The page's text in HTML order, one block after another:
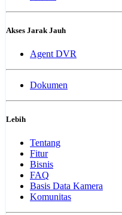
Akses Jarak Jauh
Agent DVR
Dokumen
Lebih
Tentang
Fitur
Bisnis
FAQ
Basis Data Kamera
Komunitas